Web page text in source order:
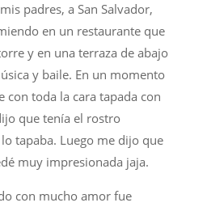
padres, a San Salvador,
en un restaurante que
y en una terraza de abajo
y baile. En un momento
con toda la cara tapada con
que tenía el rostro
tapaba. Luego me dijo que
muy impresionada jaja.
con mucho amor fue